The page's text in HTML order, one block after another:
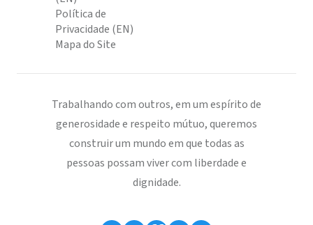
Política de
Privacidade (EN)
Mapa do Site
Trabalhando com outros, em um espírito de
generosidade e respeito mútuo, queremos
construir um mundo em que todas as
pessoas possam viver com liberdade e
dignidade.